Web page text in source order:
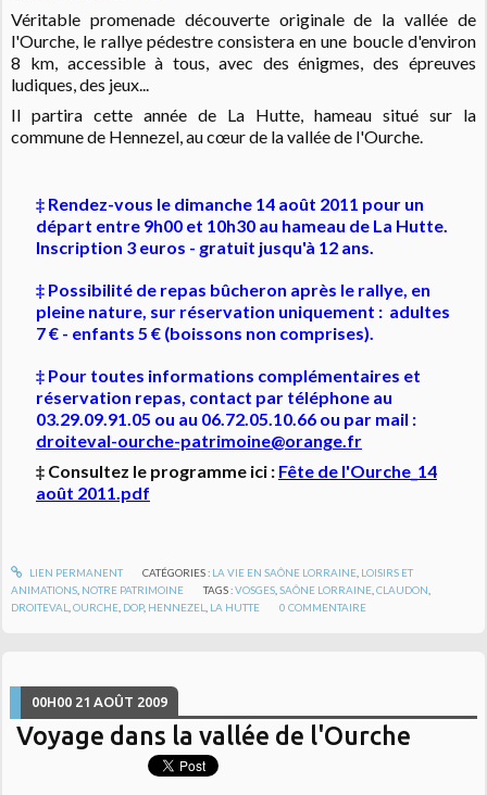
Véritable promenade découverte originale de la vallée de
l'Ourche, le rallye pédestre consistera en une boucle d'environ
8 km, accessible à tous, avec des énigmes, des épreuves
ludiques, des jeux...
Il partira cette année de La Hutte, hameau situé sur la
commune de Hennezel, au cœur de la vallée de l'Ourche.
‡ Rendez-vous le dimanche 14 août 2011 pour un
départ entre 9h00 et 10h30 au hameau de La Hutte.
Inscription 3 euros - gratuit jusqu'à 12 ans.
‡ Possibilité de repas bûcheron après le rallye, en
pleine nature, sur réservation uniquement : adultes
7 € - enfants 5 € (boissons non comprises).
‡ Pour toutes informations complémentaires et
réservation repas, contact par téléphone au
03.29.09.91.05 ou au 06.72.05.10.66 ou par mail :
droiteval-ourche-patrimoine@orange.fr
‡ Consultez le programme ici : Fête de l'Ourche_14
août 2011.pdf
LIEN PERMANENT CATÉGORIES : LA VIE EN SAÔNE LORRAINE, LOISIRS ET
ANIMATIONS NOTRE PATRIMOINE TAGS :VOSGES ,SAÔNE LORRAINE ,CLAUDON
DROITEVAL ,OURCHE DOP, HENNEZEL LA HUTTE 0 COMMENTAIRE
00H00 21 AOÛT 2009
Voyage dans la vallée de l'Ourche